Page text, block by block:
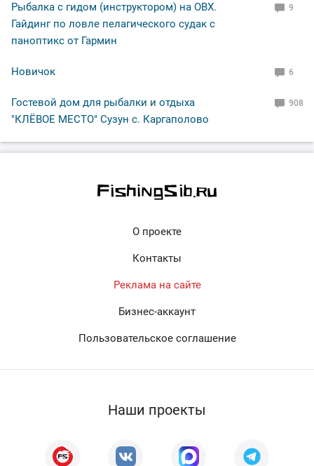
Рыбалка с гидом (инструктором) на ОВХ.
Гайдинг по ловле пелагического судак с
паноптикс от Гармин
9
Новичок 6
Гостевой дом для рыбалки и отдыха
"КЛЁВОЕ МЕСТО" Сузун с. Каргаполово
908
О проекте
Контакты
Реклама на сайте
Бизнес-аккаунт
Пользовательское соглашение
Наши проекты